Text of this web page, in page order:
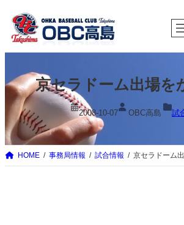
を
ス
ッ
京セラドーム出場を
2008-10-07 OBC高島 試
HOME 事務局情報 試合情報 京セラドーム